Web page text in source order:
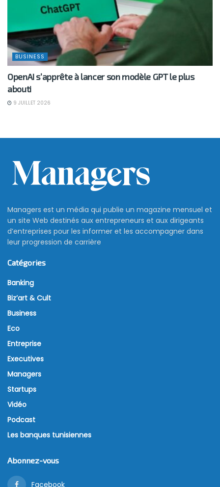
BUSINESS
OpenAI s’apprête à lancer son modèle GPT le plus
abouti
9 JUILLET 2026
Nouvelle campagne de
recrutement chez Tunisair
Handling: 165 postes
disponibles
2 juin 2026
La société Tunisair Handling a ouvert un concours de
recrutement pour 165 ouvriers, selon un avis publié
par l’Agence nationale pour l’emploi et le travail
actuellement ouvertes via la plateforme officielle de
l’agence.
Cette opération de recrutement intervient dans le
d’assistance au sol de la compagnie, notamment à
marquée par une hausse du trafic aérien.